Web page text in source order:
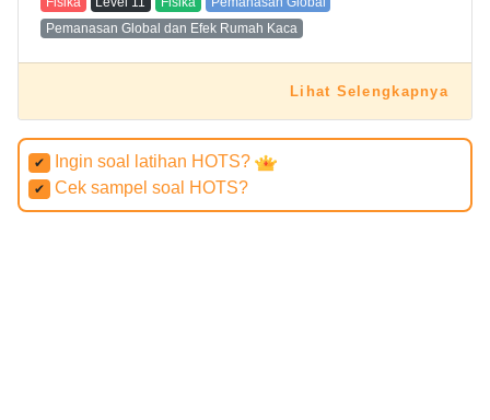
Pemanasan Global dan Efek Rumah Kaca
Lihat Selengkapnya
✔ Ingin soal latihan HOTS?
✔ Cek sampel soal HOTS?